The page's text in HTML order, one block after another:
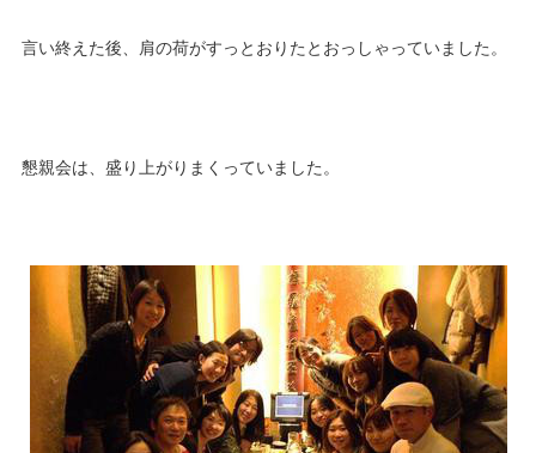
言い終えた後、肩の荷がすっとおりたとおっしゃっていました。
懇親会は、盛り上がりまくっていました。